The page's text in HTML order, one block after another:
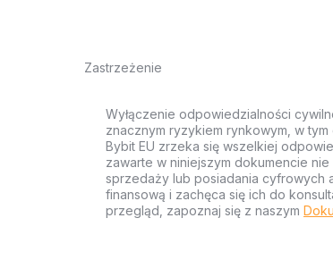
Zastrzeżenie
Wyłączenie odpowiedzialności
znacznym ryzykiem rynkowym, w tym
Bybit EU zrzeka się wszelkiej
zawarte w niniejszym dokumencie
sprzedaży lub posiadania cyfrowych
finansową i zachęca się ich do
przegląd, zapoznaj się z naszym